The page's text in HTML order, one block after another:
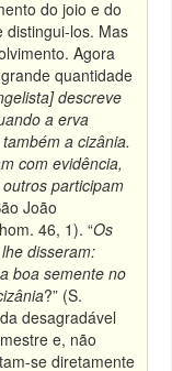
do joio e do
distingui-los. Mas
Agora
quantidade
descreve
a erva
a cizânia.
com evidência,
participam
João
46, 1). “Os
disseram:
boa semente no
?” (S.
desagradável
e, não
se diretamente